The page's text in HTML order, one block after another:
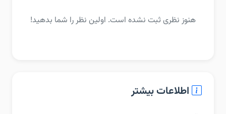
هنوز نظری ثبت نشده است. اولین نظر را شما بدهید!
اطلاعات بیشتر